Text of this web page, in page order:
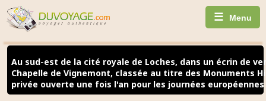
☰ Menu
Au sud-est de la cité royale de Loches, dans un écrin de
Chapelle de Vignemont, classée au titre des Monuments
privée ouverte une fois l'an pour les journées